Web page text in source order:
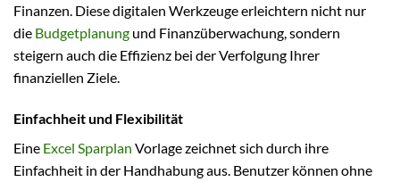
Finanzen. Diese digitalen Werkzeuge erleichtern nicht nur
die Budgetplanung und Finanzüberwachung, sondern
steigern auch die Effizienz bei der Verfolgung Ihrer
finanziellen Ziele.
Einfachheit und Flexibilität
Eine Excel Sparplan Vorlage zeichnet sich durch ihre
Einfachheit in der Handhabung aus. Benutzer können ohne